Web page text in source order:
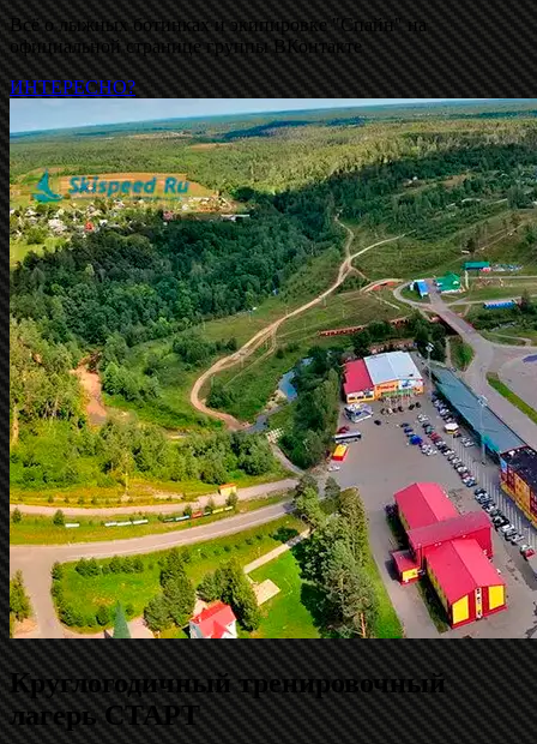
Всё о лыжных ботинках и экипировке "Спайн" на
официальной странице группы ВКонтакте
ИНТЕРЕСНО?
Круглогодичный тренировочный
лагерь СТАРТ